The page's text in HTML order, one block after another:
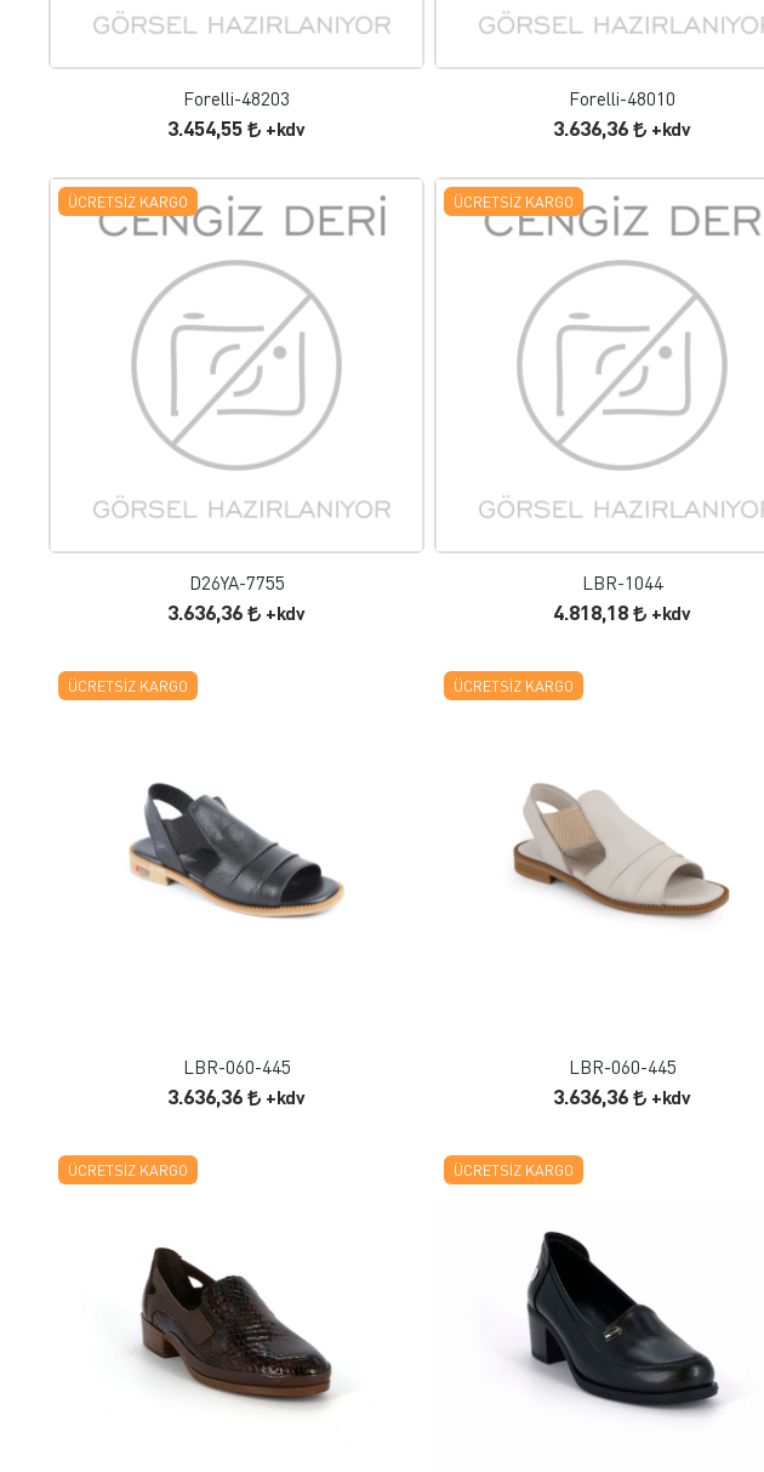
ÜRÜN İNCELE
Forelli-48203
3.454,55 +kdv
ÜRÜN İNCELE
Forelli-48010
3.636,36 +kdv
FAVORILERE EKLE
ÜRÜN İNCELE
ÜCRETSIZ KARGO
D26YA-7755
3.636,36 +kdv
FAVORILERE EKLE
ÜRÜN İNCELE
ÜCRETSIZ KARGO
LBR-1044
4.818,18 +kdv
ÜCRETSIZ KARGO
LBR-060-445
3.636,36 +kdv
ÜCRETSIZ KARGO
LBR-060-445
3.636,36 +kdv
ÜCRETSIZ KARGO ÜCRETSIZ KARGO